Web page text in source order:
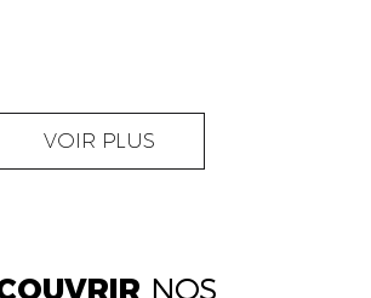
GHITA SFINY
ACCOUNTANT
OUMAIMA HABIBA
VOIR PLUS
NOS